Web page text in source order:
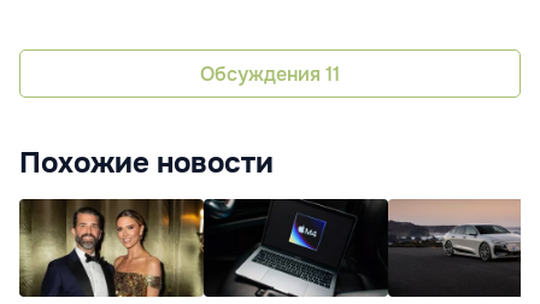
Обсуждения 11
Похожие новости